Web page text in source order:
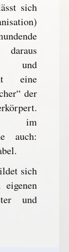
sich
und
eine
der
im
auch:
sich
eigenen
und